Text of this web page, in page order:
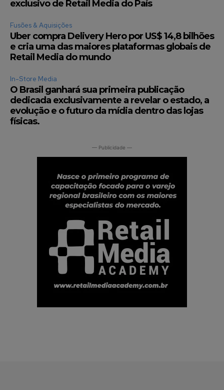
Fãs
exclusivo de Retail Media do País
Fusões & Aquisições
Uber compra Delivery Hero por US$ 14,8 bilhões
e cria uma das maiores plataformas globais de
Retail Media do mundo
In-Store Media
O Brasil ganhará sua primeira publicação
dedicada exclusivamente a revelar o estado, a
evolução e o futuro da mídia dentro das lojas
físicas.
— Publicidade —